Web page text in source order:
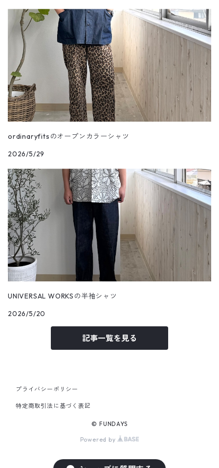
ordinaryfitsのオープンカラーシャツ
2026/5/29
UNIVERSAL WORKSの半袖シャツ
2026/5/20
記事一覧を見る
プライバシーポリシー
特定商取引法に基づく表記
© FUNDAYS
Powered by